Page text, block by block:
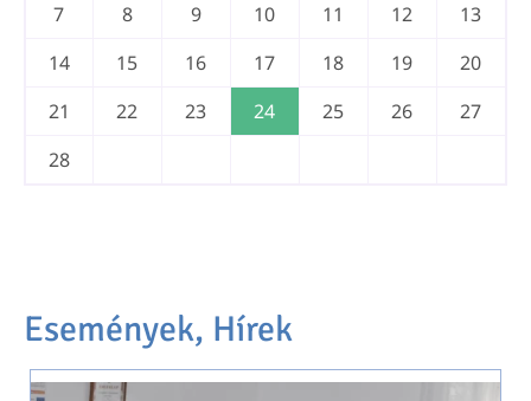
7
8 9 10 11 12
13
14
15 16 17 18 19
20
21
22 23 24 25 26
27
28
Események, Hírek